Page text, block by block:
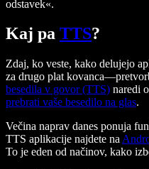
odstavek«.
Kaj pa TTS?
Zdaj, ko veste, kako delujejo
za drugo plat
besedila v govor (TTS) naredi
prebrati vaše besedilo na glas.
Večina naprav danes ponuja
TTS aplikacije najdete na
To je eden od načinov, kako